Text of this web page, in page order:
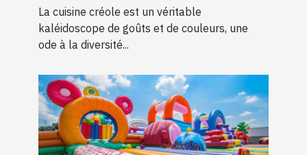
La cuisine créole est un véritable
kaléidoscope de goûts et de couleurs, une
ode à la diversité...